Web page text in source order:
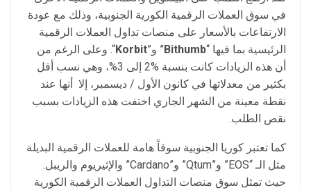
في سوق العملات الرقمية الكورية الجنوبية، وذلك مع عودة
الارتفاعات بالأسعار على منصات تداول العملات الرقمية
الرئيسية بما فيها “Bithumb” و”Korbit“. وعلى الرغم من
أن هذه الزيادات كانت بنسبة %2 إلى 3%، وهي نسب أقل
بكثير من معدلاتها في كانون الأول / ديسمبر، إلا أنها عند
نقطة معينة من الشهر الجاري اختفت هذه الزيادات بسبب
نقص الطلب.
كما تعتبر كوريا الجنوبية سوقاً هامة للعملات الرقمية البديلة
مثل الـ “EOS” و”Qtum” و”Cardano” والإثيريوم والريبل.
حيث تمثل سوق منصات التداول العملات الرقمية الكورية